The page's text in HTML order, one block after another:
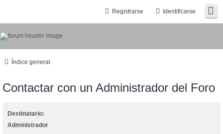
Identificarse
Registrarse
Índice general
Contactar con un Administrador del Foro
Destinatario:
Administrador